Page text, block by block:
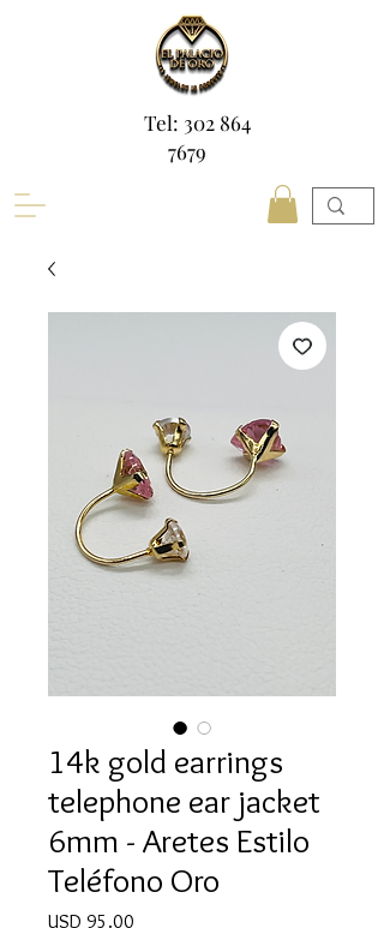
Tel: 302 864
7679
14k gold earrings
telephone ear jacket
6mm - Aretes Estilo
Teléfono Oro
USD 95.00